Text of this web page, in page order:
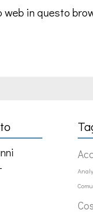
web in questo